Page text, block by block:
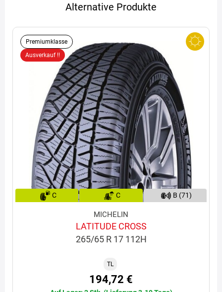
Alternative Produkte
Premiumklasse
Ausverkauf !!
C C B (71)
MICHELIN
LATITUDE CROSS
265/65 R 17 112H
TL
194,72 €